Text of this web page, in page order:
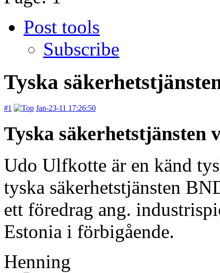
Post tools
Subscribe
Tyska
#1 Jan-23-11 17:26:50
Tyska säkerhetstjänsten
Udo Ulfkotte är en känd
tyska säkerhetstjänsten
ett föredrag ang.
Estonia i förbigående.
Henning